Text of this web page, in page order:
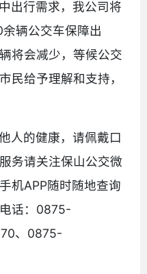
出行需求，我公司将
辆公交车保障出
将会减少，等候公交
民给予理解和支持，
人的健康，请佩戴口
务请关注保山公交微
机APP随时随地查询
话：0875-
、0875-